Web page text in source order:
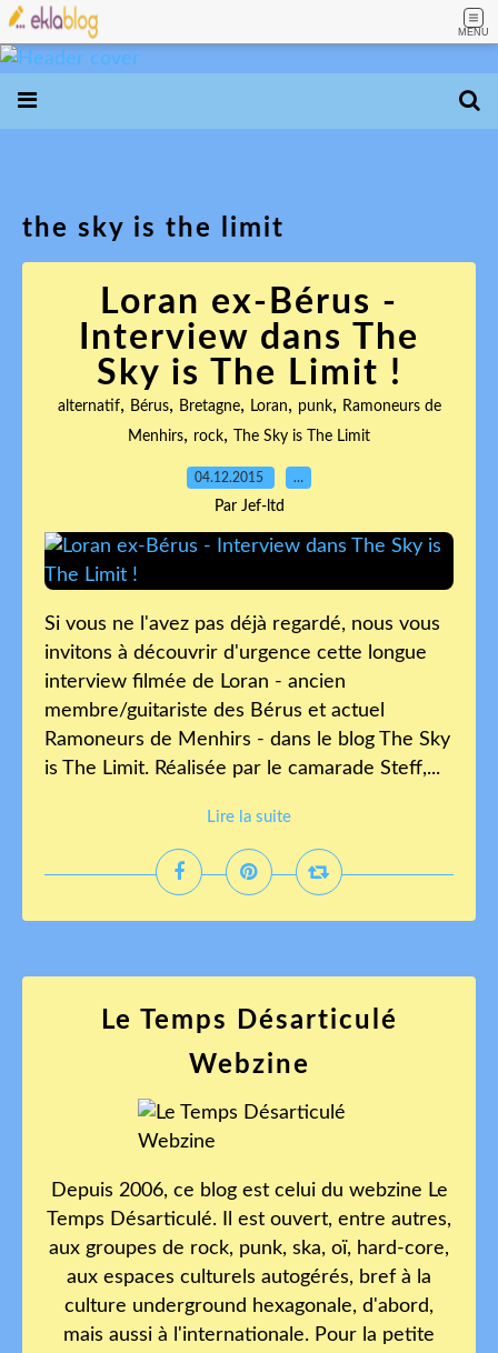
MENU
the sky is the limit
Loran ex-Bérus -
Interview dans The
Sky is The Limit !
alternatif, Bérus, Bretagne, Loran, punk, Ramoneurs de
Menhirs, rock, The Sky is The Limit
04.12.2015 …
Par Jef-ltd
Si vous ne l'avez pas déjà regardé, nous vous
invitons à découvrir d'urgence cette longue
interview filmée de Loran - ancien
membre/guitariste des Bérus et actuel
Ramoneurs de Menhirs - dans le blog The Sky
is The Limit. Réalisée par le camarade Steff,...
Lire la suite
Le Temps Désarticulé
Webzine
Depuis 2006, ce blog est celui du webzine Le
Temps Désarticulé. Il est ouvert, entre autres,
aux groupes de rock, punk, ska, oï, hard-core,
aux espaces culturels autogérés, bref à la
culture underground hexagonale, d'abord,
mais aussi à l'internationale. Pour la petite